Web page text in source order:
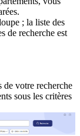
; la liste des
de recherche est
de votre recherche
sous les critères